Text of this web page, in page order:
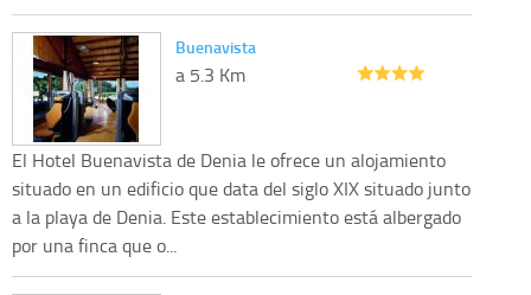
Buenavista
a 5.3 Km
El Hotel Buenavista de Denia le ofrece un alojamiento
situado en un edificio que data del siglo XIX situado junto
a la playa de Denia. Este establecimiento está albergado
por una finca que o...